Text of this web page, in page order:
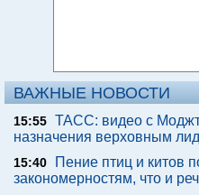
ВАЖНЫЕ НОВОСТИ
15:55 ТАСС: видео с
назначения верховным
15:40
Пение птиц и китов
закономерностям, что и